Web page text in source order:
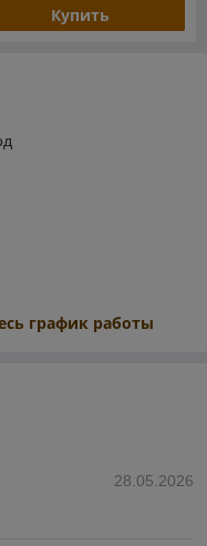
Купить
график работы
28.05.2026